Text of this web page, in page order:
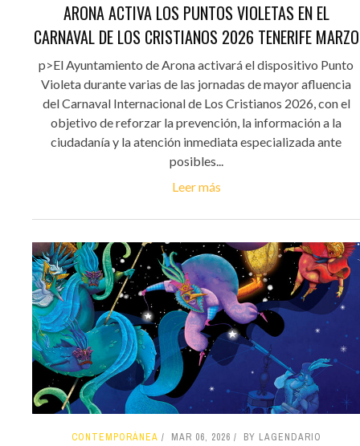
ARONA ACTIVA LOS PUNTOS VIOLETAS EN EL
CARNAVAL DE LOS CRISTIANOS 2026 TENERIFE MARZO
p>El Ayuntamiento de Arona activará el dispositivo Punto
Violeta durante varias de las jornadas de mayor afluencia
del Carnaval Internacional de Los Cristianos 2026, con el
objetivo de reforzar la prevención, la información a la
ciudadanía y la atención inmediata especializada ante
posibles...
Leer más
CONTEMPORÁNEA MAR 06, 2026 BY LAGENDARIO